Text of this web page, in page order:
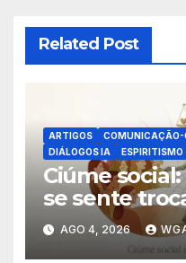
Related Post
ARTIGOS COMUNICAÇÃO-
DIÁLOGOS IA
ESPIRITISMO
Ciúme
se sente
AGO 4, 2026